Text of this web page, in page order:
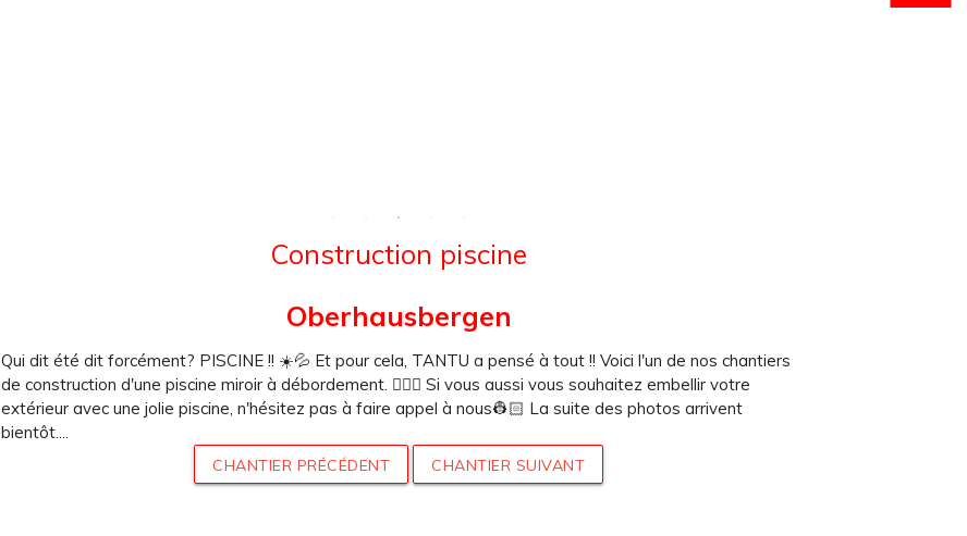
Construction piscine
Oberhausbergen
Qui dit été dit forcément? PISCINE !! ☀️💦 Et pour cela, TANTU a pensé à tout !! Voici l'un de nos chantiers
de construction d'une piscine miroir à débordement. 🏊🏻‍♀️ Si vous aussi vous souhaitez embellir votre
extérieur avec une jolie piscine, n'hésitez pas à faire appel à nous👷🏻 La suite des photos arrivent
bientôt....
CHANTIER PRÉCÉDENT CHANTIER SUIVANT